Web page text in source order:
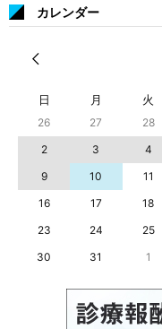
カレンダー
日 月 火
26 27 28
2
3 4
9
10 11
16
17 18
23
24 25
30
31 1